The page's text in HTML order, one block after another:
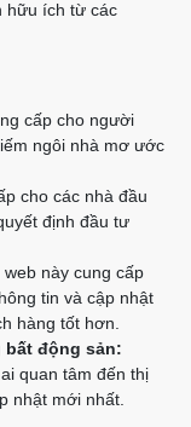
hữu ích từ các
cấp cho người
ngôi nhà mơ ước
cho các nhà đầu
định đầu tư
web này cung cấp
tin và cập nhật
hàng tốt hơn.
bất động sản:
quan tâm đến thị
nhật mới nhất.